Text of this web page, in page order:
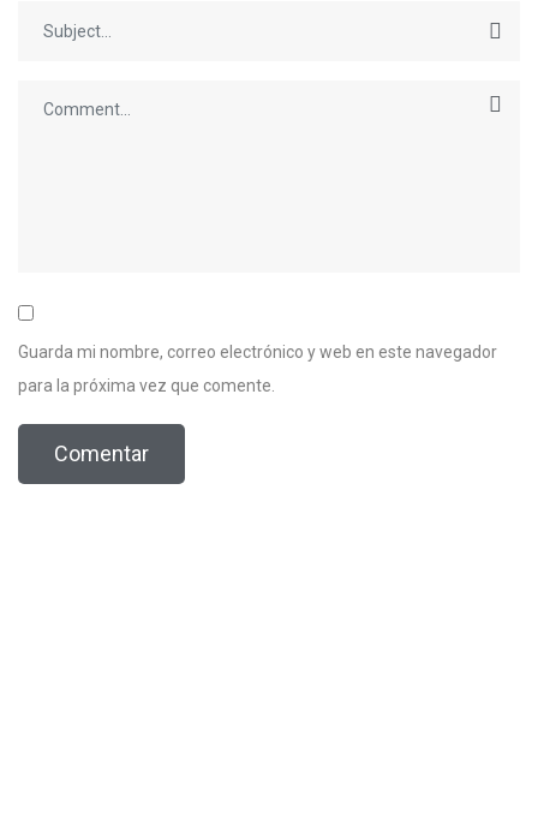
Guarda mi nombre, correo electrónico y web en este navegador
para la próxima vez que comente.